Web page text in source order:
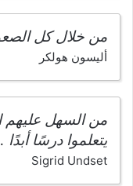
من خلال كل
أليسون هولكر
من السهل عليهم
يتعلموا درسًا
Sigrid Undset